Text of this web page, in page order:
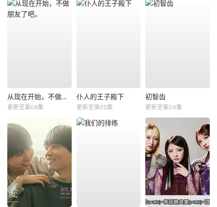
从现在开始，不做朋友了吧。
更新至第06集
仆人的王子殿下
更新至第05集
初智齿
更新至第04集